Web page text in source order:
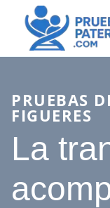
PRUEBAS
FIGUERES
La